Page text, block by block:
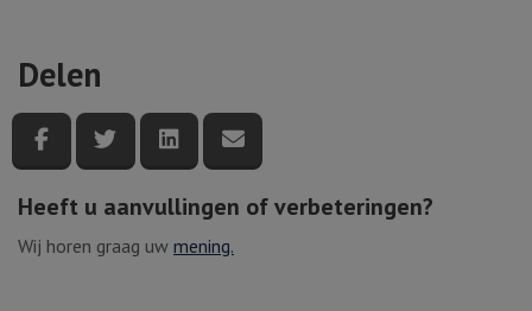
Delen
Deel deze pagina via Facebook
Deel deze pagina via Twitter
Deel deze pagina via LinkedIn
Heeft u aanvullingen of verbeteringen?
Wij horen graag uw mening.